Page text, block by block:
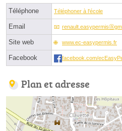
Téléphone Téléphoner à l'école
Email
Site web www.ec-easypermis.fr
Facebook facebook.com/
Plan et adresse